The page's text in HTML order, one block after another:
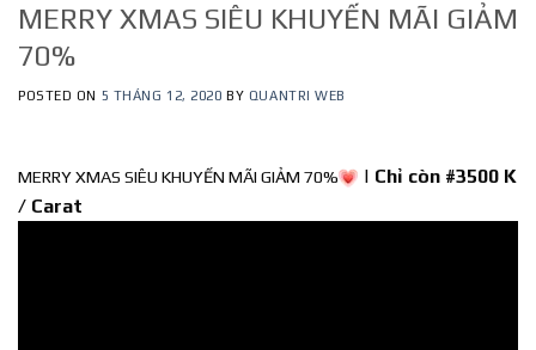
MERRY XMAS SIÊU KHUYẾN MÃI GIẢM
70%
POSTED ON 5 THÁNG 12, 2020 BY QUANTRI WEB
MERRY XMAS SIÊU KHUYẾN MÃI GIẢM 70% | Chỉ còn #3500 K
/ Carat